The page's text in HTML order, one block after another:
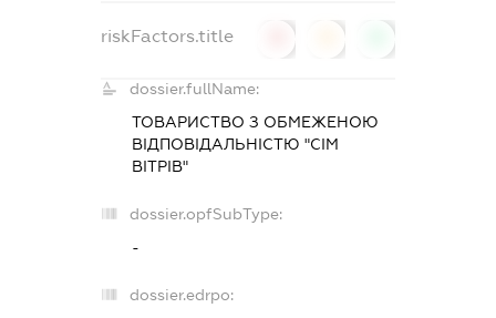
riskFactors.title
dossier.fullName:
ТОВАРИСТВО З ОБМЕЖЕНОЮ
ВІДПОВІДАЛЬНІСТЮ "СІМ
ВІТРІВ"
dossier.opfSubType:
-
dossier.edrpo: